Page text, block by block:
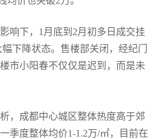
响下，1月底到2月初多日成交挂
下降状态。售楼部关闭，经纪门
市小阳春不仅仅是迟到，而是未
，成都中心城区整体热度高于郊
季度整体均价1-1.2万/㎡，目前在